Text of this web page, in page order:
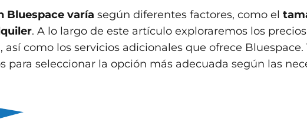
Bluespace varía según diferentes factores, como el
. A lo largo de este artículo exploraremos los
así como los servicios adicionales que ofrece
para seleccionar la opción más adecuada según las